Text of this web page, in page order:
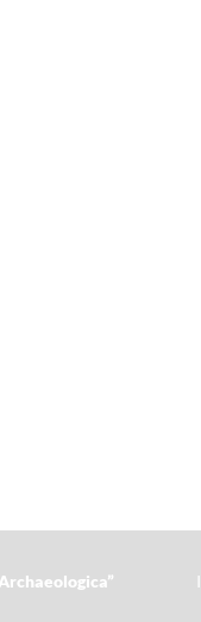
Archaeologica”